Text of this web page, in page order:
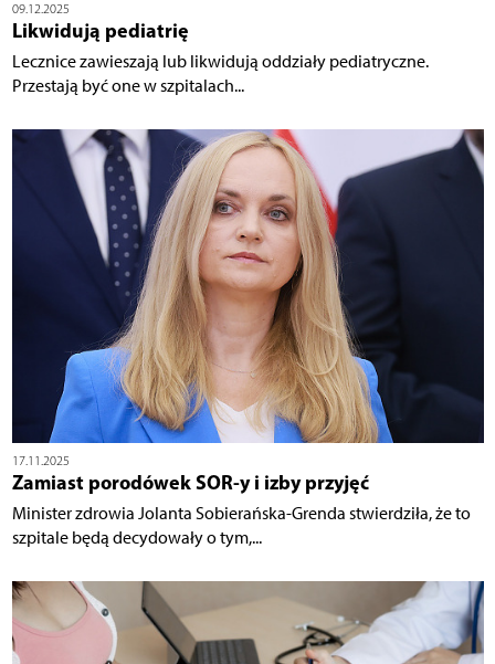
09.12.2025
Likwidują pediatrię
Lecznice zawieszają lub likwidują oddziały pediatryczne.
Przestają być one w szpitalach...
17.11.2025
Zamiast porodówek SOR-y i izby przyjęć
Minister zdrowia Jolanta Sobierańska-Grenda stwierdziła, że to
szpitale będą decydowały o tym,...